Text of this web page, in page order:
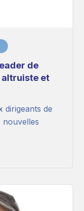
de
altruiste et
dirigeants de
nouvelles